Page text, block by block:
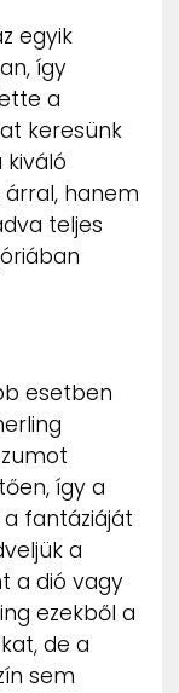
egyik
így
a
keresünk
hanem
teljes
esetben
így a
fantáziáját
a
a dió vagy
ezekből a
de a
sem